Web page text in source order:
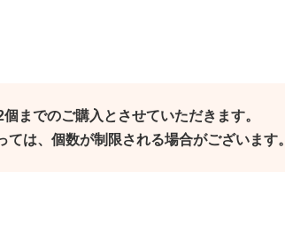
までのご購入とさせていただきます。
は、個数が制限される場合がございます。